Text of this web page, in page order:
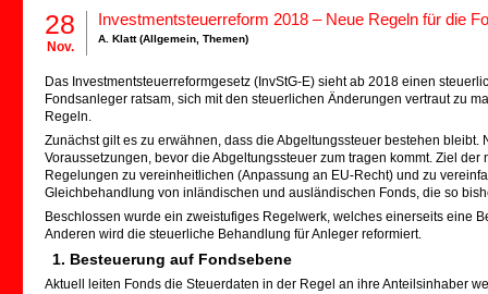
28
Nov.
Investmentsteuerreform 2018 – Neue Regeln für die
A. Klatt (Allgemein Themen)
Das Investmentsteuerreformgesetz (InvStG-E) sieht ab 2018 einen
Fondsanleger ratsam, sich mit den steuerlichen Änderungen vertraut zu
Regeln.
Zunächst gilt es zu erwähnen, dass die Abgeltungssteuer bestehen
Voraussetzungen, bevor die Abgeltungssteuer zum tragen kommt. Ziel
Regelungen zu vereinheitlichen (Anpassung an EU-Recht) und zu
Gleichbehandlung von inländischen und ausländischen Fonds, die so
Beschlossen wurde ein zweistufiges Regelwerk, welches einerseits eine
Anderen wird die steuerliche Behandlung für Anleger reformiert.
1. Besteuerung auf Fondsebene
Aktuell leiten Fonds die Steuerdaten in der Regel an ihre Anteilsinhaber